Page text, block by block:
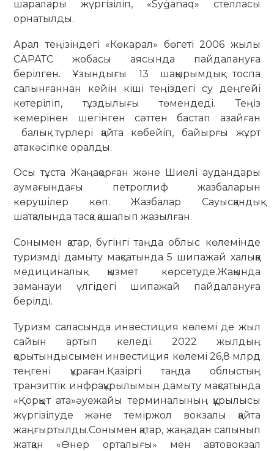
шаралары жүргізіліп, «Syġanaq» стелласы
орнатылды.
Арал теңізіндегі «Көкарал» бөгеті 2006 жылы
САРАТС жобасы аясында пайдалануға
берілген. Ұзындығы 13 шақырымдық тоспа
салынғаннан кейін кіші теңіздегі су деңгейі
көтеріліп, тұздылығы төмендеді. Теңіз
кемерінен шегінген сәттен бастап азайған
балық түрлері қайта көбейіп, байырғы жұрт
атакәсіпке оралды.
Осы тұста Жаңақорған және Шиелі аудандары
аумағындағы петроглиф жазбаларын
көрушілер көп. Жазбалар Сауысқандық
шатқалында тасқа қашалып жазылған.
Сонымен қатар, бүгінгі таңда облыс көлемінде
туризмді дамыту мақсатында 5 шипажай халыққа
медициналық қызмет көрсетуде.Жақында
заманауи үлгідегі шипажай пайдалануға
берілді.
Туризм саласында инвестиция көлемі де жыл
сайын артып келеді. 2022 жылдың
қорытындысымен инвестиция көлемі 26,8 млрд
теңгені құраған.Қазіргі таңда облыстың
транзиттік инфрақұрылымын дамыту мақсатында
«Қорқыт ата»әуежайы терминалының құрылысы
жүргізілуде және теміржол вокзалы қайта
жаңғыртылды.Сонымен қатар, жаңадан салынып
жатқан «Өнер орталығы» мен автовокзал